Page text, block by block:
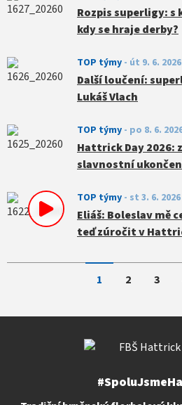
Rozpis superligy: s
kdy se hraje derby?
TOP týmy - út 9. 6. 2026
Další loučení:
Lukáš Vlach
TOP týmy - po 8. 6.
Hattrick Day 2026:
slavnostní
TOP týmy - st 3. 6. 2026
Eliáš: Boleslav mě
teď zúročit v
1 2 3